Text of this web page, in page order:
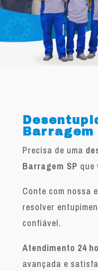
Barragem
Precisa de uma
Barragem SP que
Conte com nossa
resolver
confiável.
Atendimento 24
avançada e